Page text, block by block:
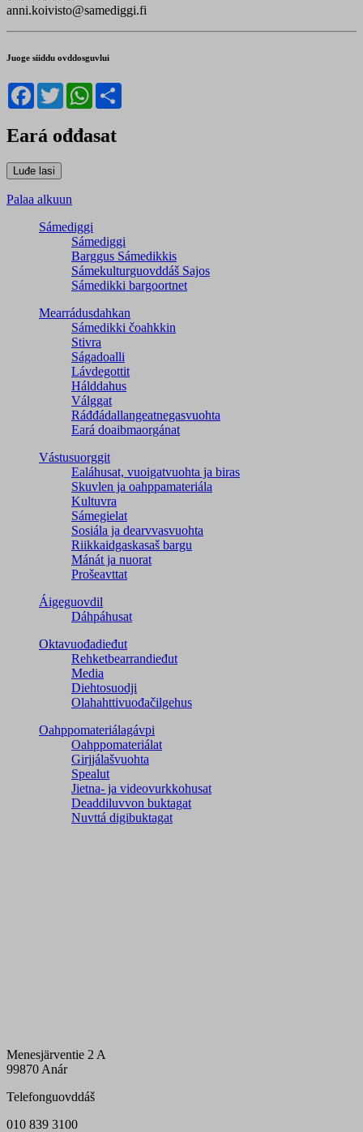
anni.koivisto@samediggi.fi
Juoge siiddu ovddosguvlui
Facebook
TwitterWhatsApp
Eará ođđasat
Palaa alkuun
Sámediggi
Sámediggi
Barggus Sámedikkis
Sámekulturguovddáš Sajos
Sámedikki bargoortnet
Mearrádusdahkan
Sámedikki čoahkkin
Stivra
Ságadoalli
Lávdegottit
Hálddahus
Válggat
Ráđđádallangeatnegas­vuohta
Eará doaibmaorgánat
Vástusuorggit
Ealáhusat, vuoigatvuohta ja biras
Skuvlen ja oahppamateriála
Kultuvra
Sámegielat
Sosiála ja dearvvasvuohta
Riikkaidgaskasaš bargu
Mánát ja nuorat
Prošeavttat
Áigeguovdil
Dáhpáhusat
Oktavuođadieđut
Rehketbearrandieđut
Media
Diehtosuodji
Olahahttivuođačilgehus
Oahppomateriálagávpi
Oahppomateriálat
Girjjálašvuohta
Spealut
Jietna- ja videovurkkohusat
Deaddiluvvon buktagat
Nuvttá digibuktagat
Menesjärventie 2 A
99870 Anár
Telefonguovddáš
010 839 3100